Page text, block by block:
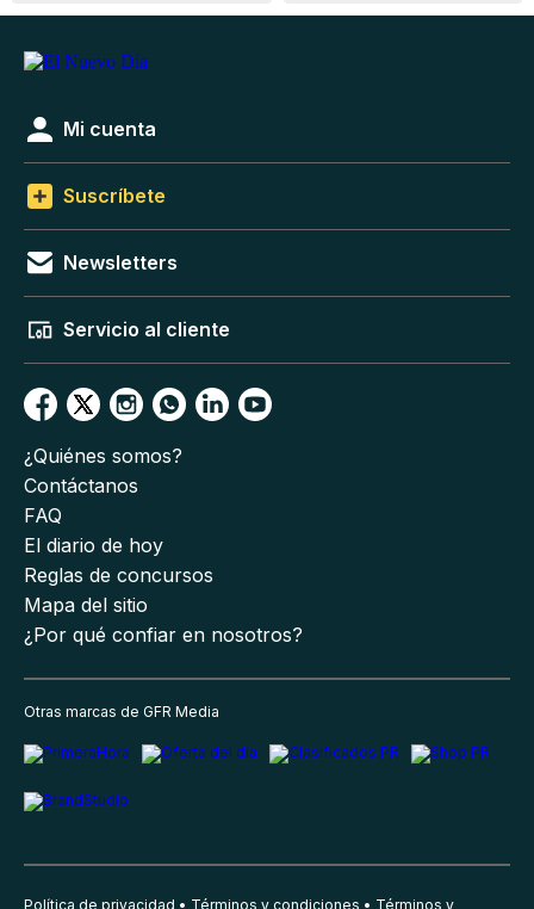
Mi cuenta
Suscríbete
Newsletters
Servicio al cliente
¿Quiénes somos?
Contáctanos
FAQ
El diario de hoy
Reglas de concursos
Mapa del sitio
¿Por qué confiar en nosotros?
Otras marcas de GFR Media
Política de privacidad Términos y condiciones Términos y